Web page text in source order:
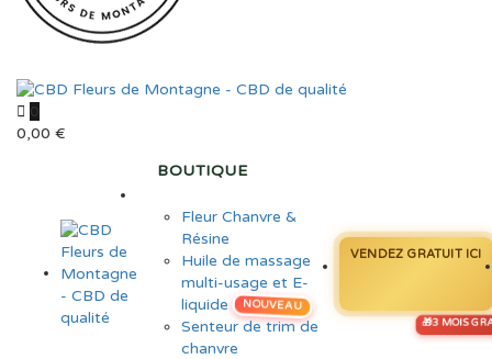
0
0,00 €
BOUTIQUE
Fleur Chanvre &
Résine
Huile de massage
multi-usage et E-
liquide
NOUVEAU
Senteur de trim de
chanvre
VENDEZ GRATUIT ICI